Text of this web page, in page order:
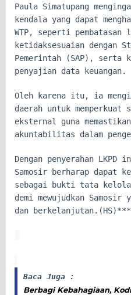
Paula Simatupang
kendala yang dapat
WTP, seperti
ketidaksesuaian dengan
Pemerintah (SAP), serta
penyajian data keuangan.
Oleh karena itu, ia
daerah untuk memperkuat
eksternal guna
akuntabilitas dalam
Dengan penyerahan LKPD
Samosir berharap dapat
sebagai bukti tata kelola
demi mewujudkan
dan berkelanjutan.(HS)***
Baca Juga :
Berbagi Kebahagiaan,